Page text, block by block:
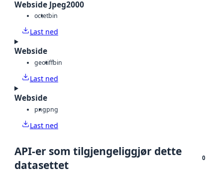
Webside Jpeg2000
octetbin
Last ned
Webside
geotiffbin
Last ned
Webside
pngpng
Last ned
API-er som tilgjengeliggjør dette
datasettet
0